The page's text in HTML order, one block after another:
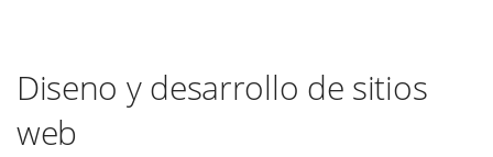
Diseno y desarrollo de sitios
web